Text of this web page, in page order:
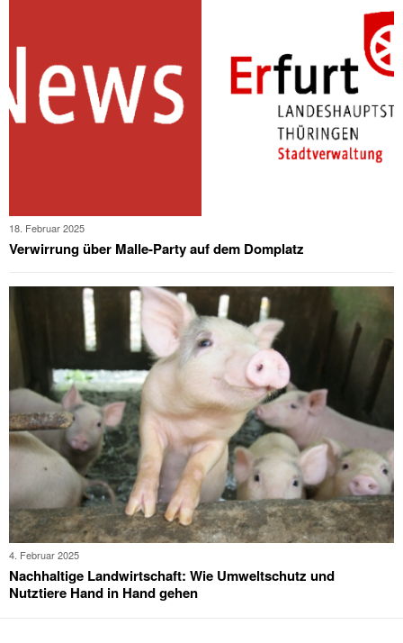
18. Februar 2025
Verwirrung über Malle-Party auf dem Domplatz
4. Februar 2025
Nachhaltige Landwirtschaft: Wie Umweltschutz und
Nutztiere Hand in Hand gehen